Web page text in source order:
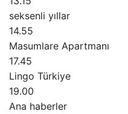
seksenli yıllar
14.55
Masumlare Apartmanı
17.45
Lingo Türkiye
19.00
Ana haberler